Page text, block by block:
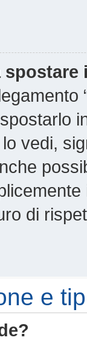
vedi,
di
e